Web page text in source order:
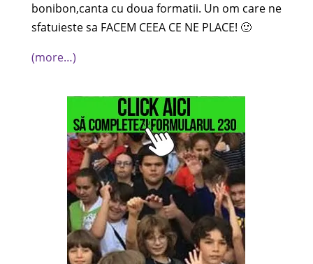
bonibon,canta cu doua formatii. Un om care ne
sfatuieste sa FACEM CEEA CE NE PLACE! 🙂
(more…)